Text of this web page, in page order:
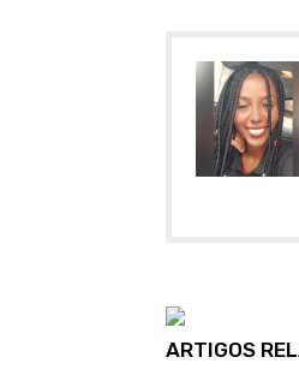
ARTIGOS